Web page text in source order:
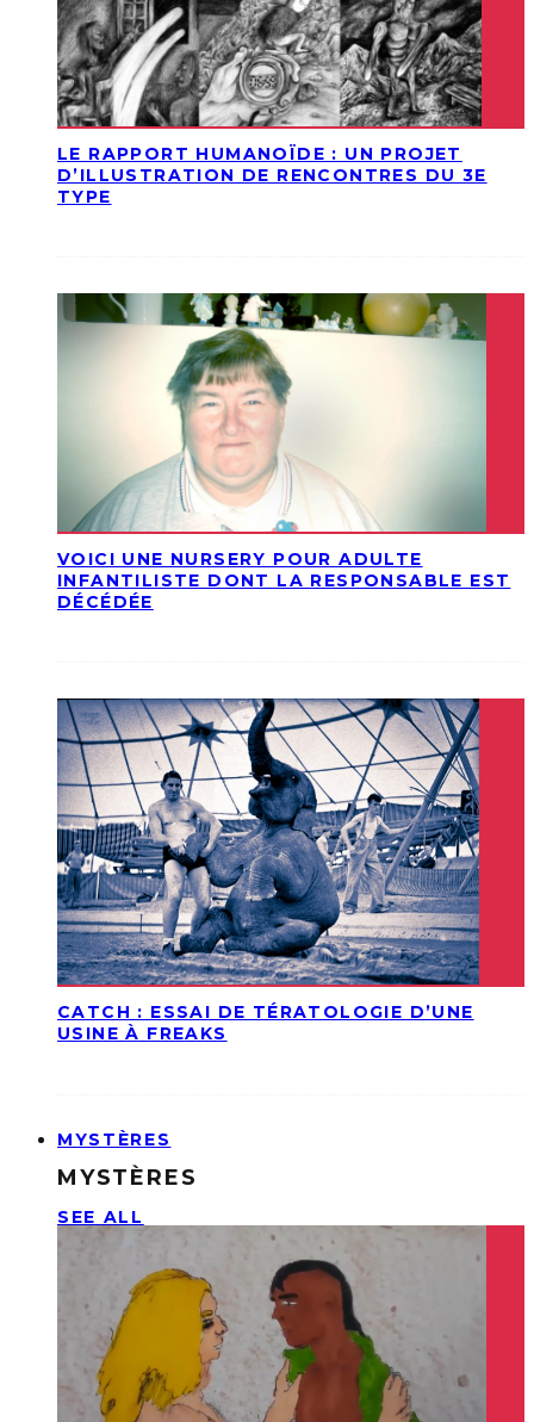
LE RAPPORT HUMANOÏDE : UN PROJET
D’ILLUSTRATION DE RENCONTRES DU 3E
TYPE
VOICI UNE NURSERY POUR ADULTE
INFANTILISTE DONT LA RESPONSABLE EST
DÉCÉDÉE
CATCH : ESSAI DE TÉRATOLOGIE D’UNE
USINE À FREAKS
MYSTÈRES
MYSTÈRES
SEE ALL